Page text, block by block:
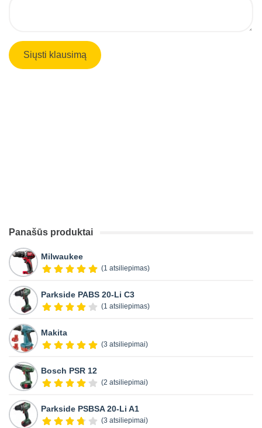
Panašūs produktai
Milwaukee
(1 atsiliepimas)
Parkside PABS 20-Li C3
(1 atsiliepimas)
Makita
(3 atsiliepimai)
Bosch PSR 12
(2 atsiliepimai)
Parkside PSBSA 20-Li A1
(3 atsiliepimai)